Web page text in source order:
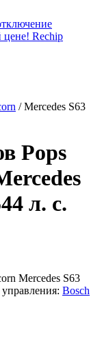
/ Mercedes S63
Pops
л. с.
Mercedes S63
Bosch